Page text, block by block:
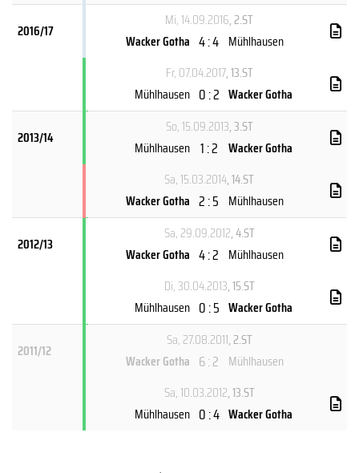
2016/17
Mi, 14.09.2016, 2.ST
Wacker Gotha 4 : 4 Mühlhausen
Fr, 07.04.2017, 13.ST
Mühlhausen 0 : 2 Wacker Gotha
2013/14
So, 15.09.2013, 3.ST
Mühlhausen 1 : 2 Wacker Gotha
Sa, 15.03.2014, 14.ST
Wacker Gotha 2 : 5 Mühlhausen
2012/13
Sa, 29.09.2012, 4.ST
Wacker Gotha 4 : 2 Mühlhausen
Di, 30.04.2013, 15.ST
Mühlhausen 0 : 5 Wacker Gotha
2011/12
Sa, 27.08.2011, 2.ST
Wacker Gotha 6 : 2 Mühlhausen
Sa, 10.03.2012, 13.ST
Mühlhausen 0 : 4 Wacker Gotha